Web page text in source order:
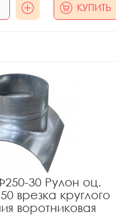
КУПИТЬ
30 Рулон оц.
врезка круглого
воротниковая